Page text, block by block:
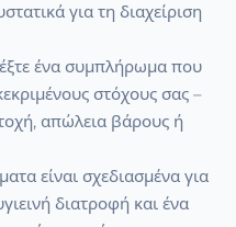
για τη διαχείριση
ένα συμπλήρωμα που
στόχους σας –
απώλεια βάρους ή
είναι σχεδιασμένα για
διατροφή και ένα